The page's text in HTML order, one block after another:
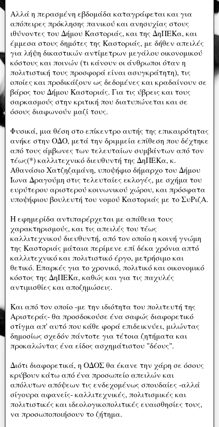
Αλλά η περασμένη εβδομάδα καταγράφεται και για
απόπειρες πρόκλησης πανικού και ανησυχίας στους
ιθύνοντες του Δήμου Καστοριάς, και της ΔηΠΕΚα, και
έμμεσα στους δημότες της Καστοριάς, με δήθεν απειλές
για λήψη δικαστικών αντίμετρων μεγάλου οικονομικού
κόστους και ποινών (τι κάνουν οι άνθρωποι όταν η
πολιτιστική τους προσφορά είναι ασυγκράτητη), τις
οποίες και προδικάζουν ως δεδομένες και κραδαίνουν σε
βάρος του Δήμου Καστοριάς. Για τις ύβρεις και τους
σαρκασμούς στην κριτική που διατυπώνεται και σε
όσους διαφωνούν μαζί τους.
Φυσικά, μια θέση στο επίκεντρο αυτής της επικαιρότητας
ανήκε στην ΟΔΟ, μετά την δριμμεία επίθεση που δέχτηκε
από τους άμβωνες των τελευταίων συμβάντων από τον
τέως(*) καλλιτεχνικό διευθυντή της ΔηΠΕΚα, κ.
Αθανάσιο Χατζηζαμάνη, υποψήφιο δήμαρχο του Δήμου
Ίωνα Δραγούμη στις τελευταίες εκλογές, με σχήμα του
ευρύτερου αριστερού κοινωνικού χώρου, και πρόσφατα
υποψήφιου βουλευτή του νομού Καστοριάς με το ΣυΡιζΑ.
Η εφημερίδα αντιπαρέρχεται με απάθεια τους
χαρακτηρισμούς, και τις απειλές του τέως
καλλιτεχνικού διευθυντή, από τον οποίο η κοινή γνώμη
της Καστοριάς μάταια περίμενε επί δέκα χρόνια απτό
καλλιτεχνικό και πολιτιστικό έργο, μετρήσιμο και
θετικό. Επαρκές για το χρονικό, πολιτικό και οικονομικό
κόστος της ΔηΠΕΚα, καθώς και για τις παχυλές
αντιμισθίες και αποζημώσεις.
Και από τον οποίο -με την ιδιότητα του πολιτευτή της
Αριστεράς- θα προσδοκούσε ένα σαφώς διαφορετικό
στίγμα απ' αυτό που κάθε φορά επιδεικνύει, μιλώντας
δημοσίως σχεδόν πάντοτε για τέτοια ζητήματα και
προκαλώντας ένα είδος ασχημάτιστου "δέους".
Διότι διαφορετικά, η ΟΔΟΣ θα έκανε την χάρη σε όσους
κρύβουν κάτω από ένα προσωπείο απειλών και
απόλυτων απόψεων τις ενδεχομένως σπουδαίες -αλλά
σίγουρα αφανείς- καλλιτεχνικές, πολιτισμικές και
πολιτιστικές και ιδεολογικοπολιτικές ευαισθησίες τους,
να προσωποποιήσουν το ζήτημα.